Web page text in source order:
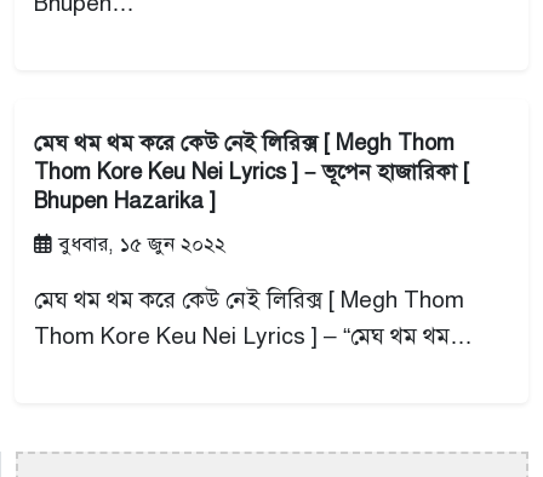
মেঘ থম থম করে কেউ নেই লিরিক্স [ Megh Thom
Thom Kore Keu Nei Lyrics ] – ভূপেন হাজারিকা [
Bhupen Hazarika ]
বুধবার, ১৫ জুন ২০২২
মেঘ থম থম করে কেউ নেই লিরিক্স [ Megh Thom
Thom Kore Keu Nei Lyrics ] – “মেঘ থম থম…